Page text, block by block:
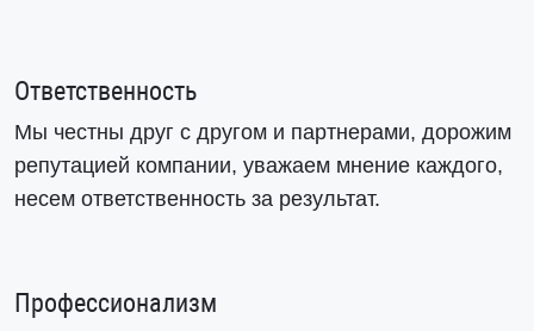
Ответственность
Мы честны друг с другом и партнерами, дорожим
репутацией компании, уважаем мнение каждого,
несем ответственность за результат.
Профессионализм